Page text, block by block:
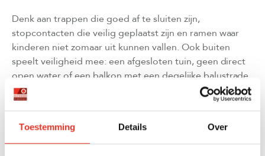
Toestemming Details Over
Denk aan trappen die goed af te sluiten zijn,
stopcontacten die veilig geplaatst zijn en ramen waar
kinderen niet zomaar uit kunnen vallen. Ook buiten
speelt veiligheid mee: een afgesloten tuin, geen direct
open water of een balkon met een degelijke balustrade.
Niet alles hoeft direct perfect te zijn. Veel
prettig als de basis klopt.